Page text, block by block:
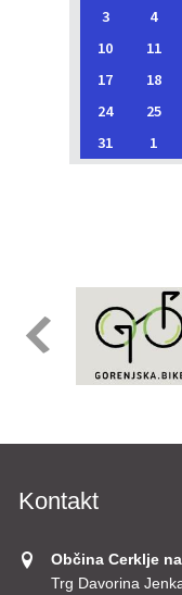
3
4
10
11
17
18
24
25
31
1
Kontakt
Občina Cerklje
Trg Davorina